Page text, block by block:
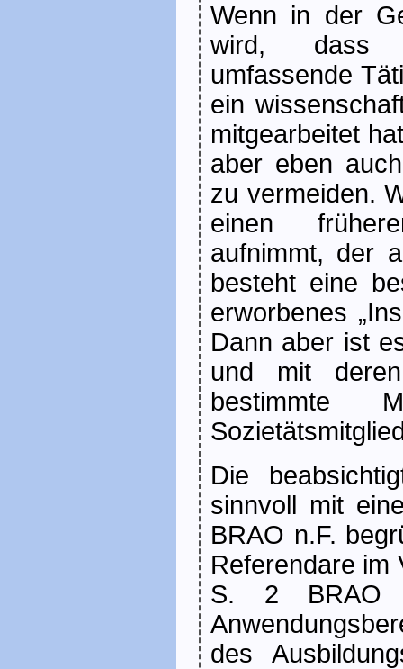
Wenn in der
wird, dass
umfassende
ein
mitgearbeitet
aber eben
zu vermeiden.
einen
aufnimmt, der
besteht eine
erworbenes
Dann aber ist
und mit deren
bestimmte
Die
sinnvoll mit
BRAO n.F.
Referendare im
S. 2 BRAO
des